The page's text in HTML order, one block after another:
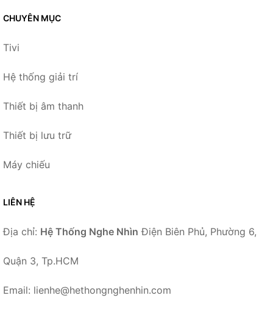
CHUYÊN MỤC
Tivi
Hệ thống giải trí
Thiết bị âm thanh
Thiết bị lưu trữ
Máy chiếu
LIÊN HỆ
Địa chỉ: Hệ Thống Nghe Nhìn Điện Biên Phủ, Phường 6,
Quận 3, Tp.HCM
Email: lienhe@hethongnghenhin.com